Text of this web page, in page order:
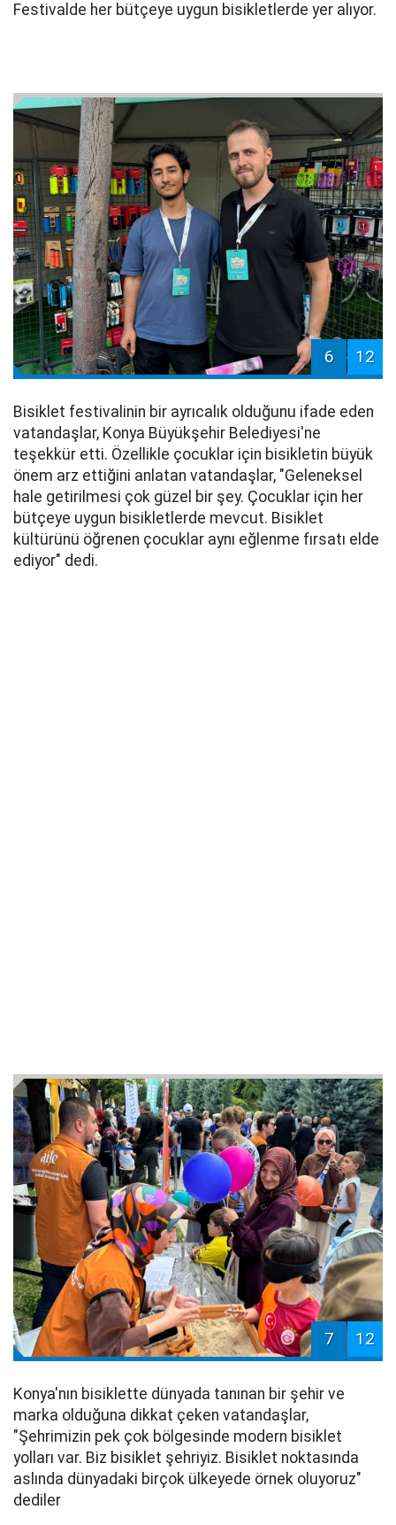
Festivalde her bütçeye uygun bisikletlerde yer alıyor.
6 12
Bisiklet festivalinin bir ayrıcalık olduğunu ifade eden
vatandaşlar, Konya Büyükşehir Belediyesi'ne
teşekkür etti. Özellikle çocuklar için bisikletin büyük
önem arz ettiğini anlatan vatandaşlar, "Geleneksel
hale getirilmesi çok güzel bir şey. Çocuklar için her
bütçeye uygun bisikletlerde mevcut. Bisiklet
kültürünü öğrenen çocuklar aynı eğlenme fırsatı elde
ediyor" dedi.
7 12
Konya'nın bisiklette dünyada tanınan bir şehir ve
marka olduğuna dikkat çeken vatandaşlar,
"Şehrimizin pek çok bölgesinde modern bisiklet
yolları var. Biz bisiklet şehriyiz. Bisiklet noktasında
aslında dünyadaki birçok ülkeyede örnek oluyoruz"
dediler